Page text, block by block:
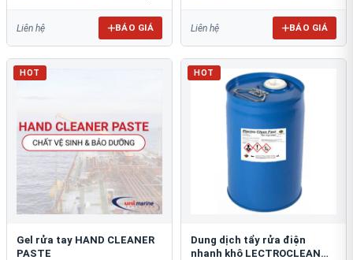
Liên hệ BÁO GIÁ Liên hệ BÁO GIÁ
HOT
Gel rửa tay HAND CLEANER
PASTE
HOT
Dung dịch tẩy rửa điện
nhanh khô LECTROCLEAN